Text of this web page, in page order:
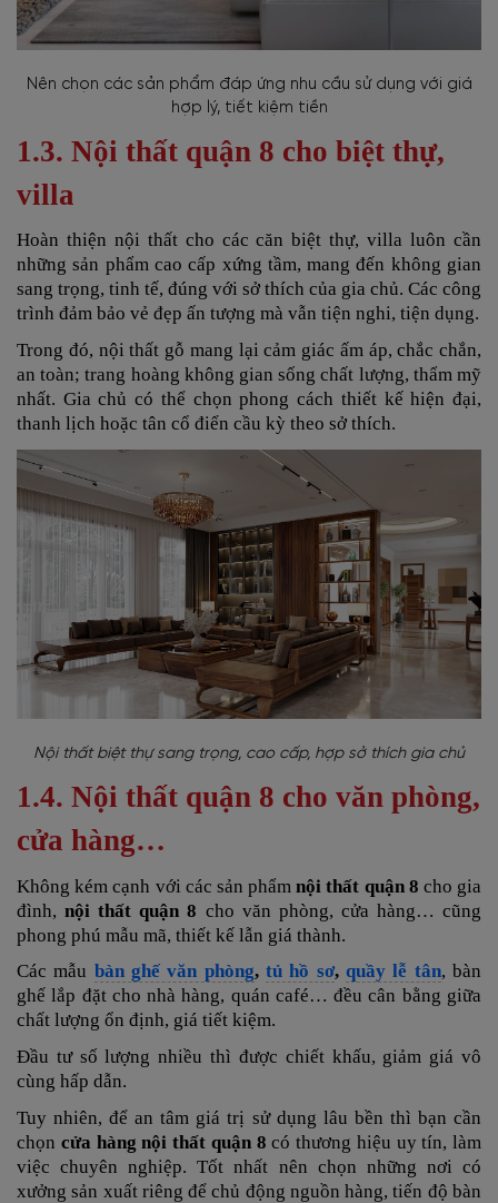
Nên chọn các sản phẩm đáp ứng nhu cầu sử dụng với giá
hợp lý, tiết kiệm tiền
1.3. Nội thất quận 8 cho biệt thự,
villa
Hoàn thiện nội thất cho các căn biệt thự, villa luôn cần
những sản phẩm cao cấp xứng tầm, mang đến không gian
sang trọng, tinh tế, đúng với sở thích của gia chủ. Các công
trình đảm bảo vẻ đẹp ấn tượng mà vẫn tiện nghi, tiện dụng.
Trong đó, nội thất gỗ mang lại cảm giác ấm áp, chắc chắn,
an toàn; trang hoàng không gian sống chất lượng, thẩm mỹ
nhất. Gia chủ có thể chọn phong cách thiết kế hiện đại,
thanh lịch hoặc tân cổ điển cầu kỳ theo sở thích.
Nội thất biệt thự sang trọng, cao cấp, hợp sở thích gia chủ
1.4. Nội thất quận 8 cho văn phòng,
cửa hàng…
Không kém cạnh với các sản phẩmnội thất quận 8 cho gia
đình, nội thất quận 8 cho văn phòng, cửa hàng… cũng
phong phú mẫu mã, thiết kế lẫn giá thành.
Các mẫu bàn ghế văn phòng,tủ hồ sơ,quầy lễ tân, bàn
ghế lắp đặt cho nhà hàng, quán café… đều cân bằng giữa
chất lượng ổn định, giá tiết kiệm.
Đầu tư số lượng nhiều thì được chiết khấu, giảm giá vô
cùng hấp dẫn.
Tuy nhiên, để an tâm giá trị sử dụng lâu bền thì bạn cần
chọn cửa hàng nội thất quận 8có thương hiệu uy tín, làm
việc chuyên nghiệp. Tốt nhất nên chọn những nơi có
xưởng sản xuất riêng để chủ động nguồn hàng, tiến độ bàn